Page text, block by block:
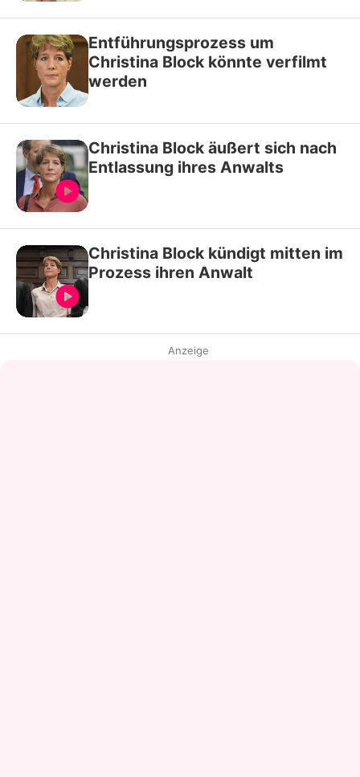
Entführungsprozess um
Christina Block könnte verfilmt
werden
Christina Block äußert sich nach
Entlassung ihres Anwalts
Christina Block kündigt mitten im
Prozess ihren Anwalt
Anzeige